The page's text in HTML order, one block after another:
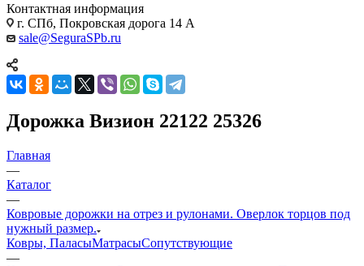
Контактная информация
г. СПб, Покровская дорога 14 А
sale@SeguraSPb.ru
Дорожка Визион 22122 25326
Главная
—
Каталог
—
Ковровые дорожки на отрез и рулонами. Оверлок торцов под
нужный размер.
Ковры, ПаласыМатрасыСопутствующие
—